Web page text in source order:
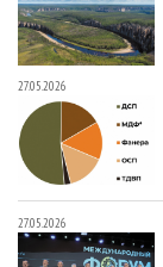
27.05.2026
27.05.2026